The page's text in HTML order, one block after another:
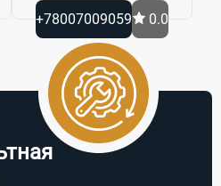
+78007009059 0.0